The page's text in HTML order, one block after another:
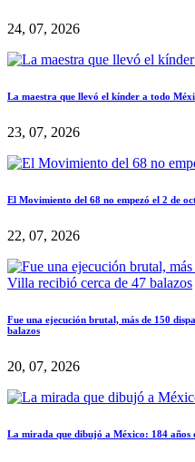
24, 07, 2026
La maestra que llevó el kínder a todo
23, 07, 2026
El Movimiento del 68 no empezó el 2 de
22, 07, 2026
Fue una ejecución brutal, más de 150
balazos
20, 07, 2026
La mirada que dibujó a México: 184 años